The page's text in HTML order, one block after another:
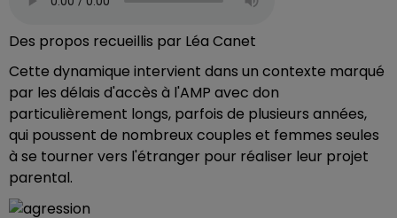
Des propos recueillis par Léa Canet
Cette dynamique intervient dans un contexte marqué
par les délais d'accès à l'AMP avec don
particulièrement longs, parfois de plusieurs années,
qui poussent de nombreux couples et femmes seules
à se tourner vers l'étranger pour réaliser leur projet
parental.